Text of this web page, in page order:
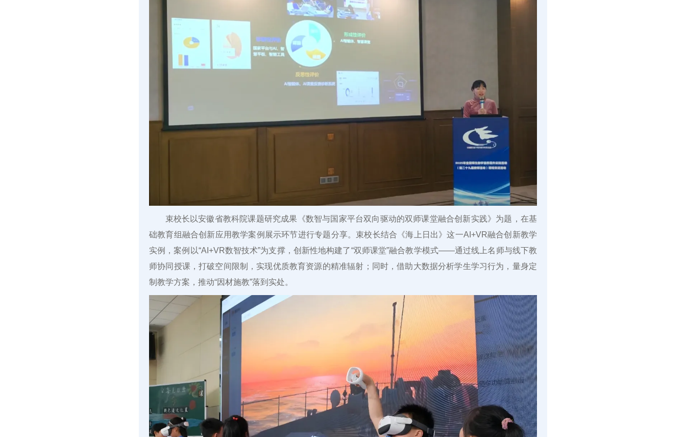
束校长以安徽省教科院课题研究成果《数智与国家平台双向驱动的双师课堂融合创新实践》为题，在基
础教育组融合创新应用教学案例展示环节进行专题分享。束校长结合《海上日出》这一AI+VR融合创新教学
实例，案例以“AI+VR数智技术”为支撑，创新性地构建了“双师课堂”融合教学模式——通过线上名师与线下教
师协同授课，打破空间限制，实现优质教育资源的精准辐射；同时，借助大数据分析学生学习行为，量身定
制教学方案，推动“因材施教”落到实处。